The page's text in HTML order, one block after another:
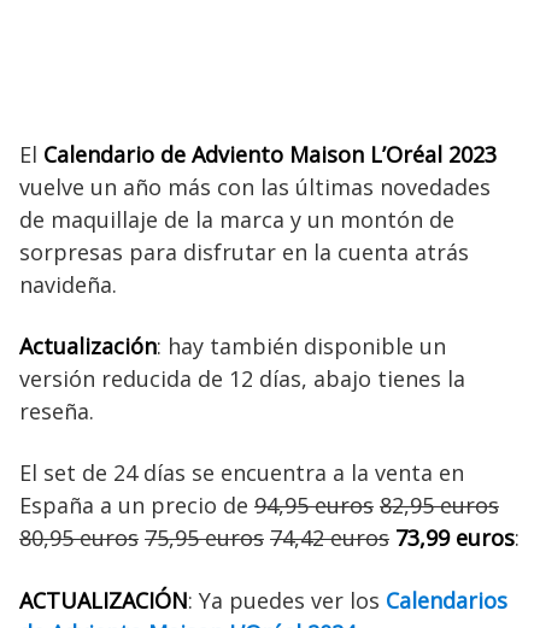
El Calendario de Adviento Maison L’Oréal 2023
vuelve un año más con las últimas novedades
de maquillaje de la marca y un montón de
sorpresas para disfrutar en la cuenta atrás
navideña.
Actualización: hay también disponible un
versión reducida de 12 días, abajo tienes la
reseña.
El set de 24 días se encuentra a la venta en
España a un precio de 94,95 euros 82,95 euros
80,95 euros 75,95 euros 74,42 euros 73,99 euros:
ACTUALIZACIÓN: Ya puedes ver los Calendarios